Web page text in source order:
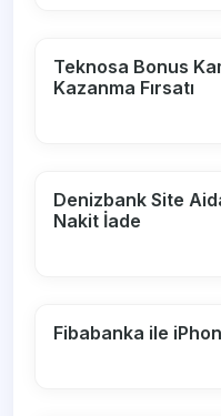
Teknosa Bonus
Kazanma Fırsatı
Denizbank Site
Nakit İade
Fibabanka ile